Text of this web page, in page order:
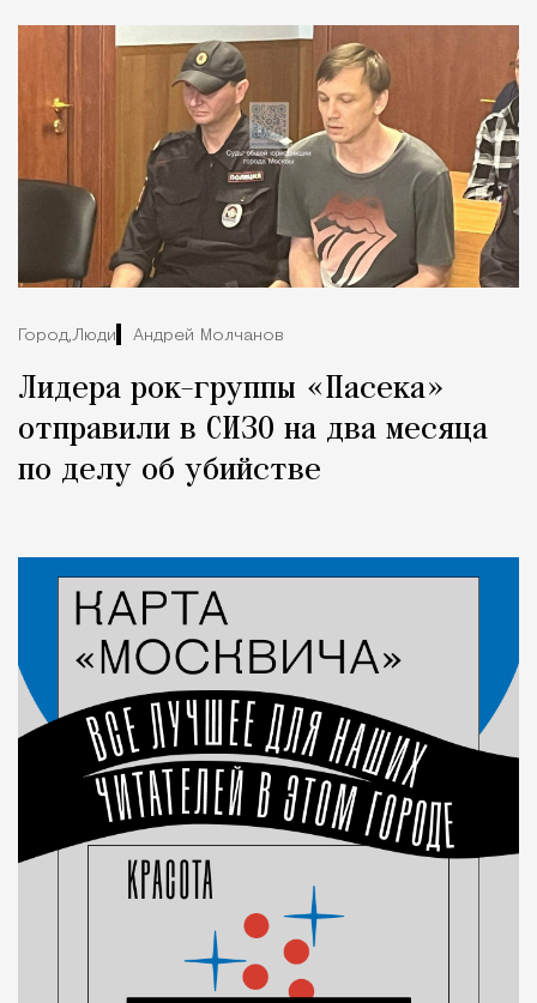
Город,Люди Андрей Молчанов
Лидера рок-группы «Пасека»
отправили в СИЗО на два месяца
по делу об убийстве